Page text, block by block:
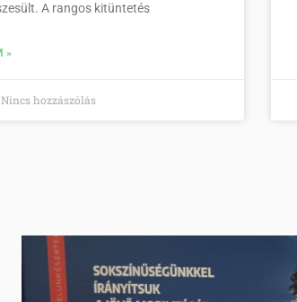
A rangos kitüntetés
»
Nincs hozzászólás